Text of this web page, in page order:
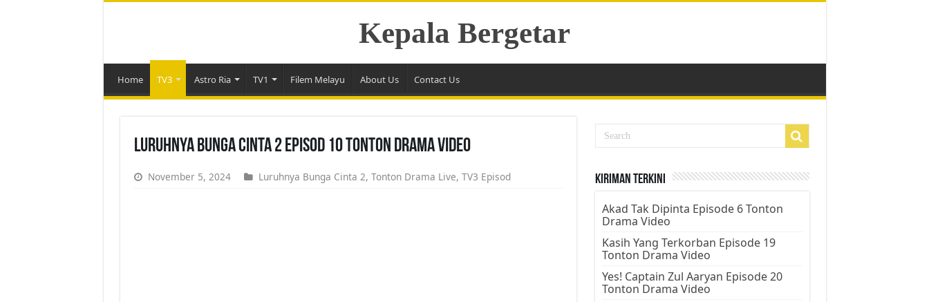
Kepala Bergetar
Home TV3 Astro Ria TV1 Filem Melayu About Us Contact Us
Luruhnya Bunga Cinta 2 Episod 10 Tonton Drama Video
November 5, 2024 Luruhnya Bunga Cinta 2, Tonton Drama Live, TV3 Episod Kiriman Terkini
Akad Tak Dipinta Episode 6 Tonton
Drama Video
Kasih Yang Terkorban Episode 19
Tonton Drama Video
Yes! Captain Zul Aaryan Episode 20
Tonton Drama Video